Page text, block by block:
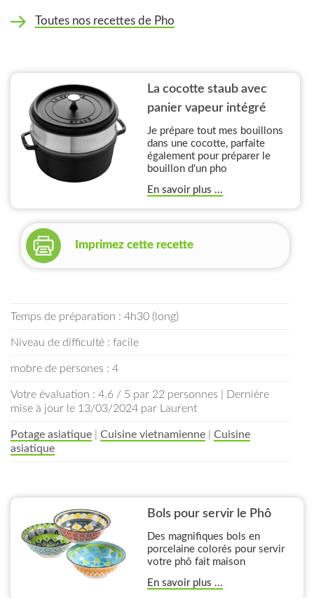
Toutes nos recettes de Pho
La cocotte staub avec
panier vapeur intégré
Je prépare tout mes bouillons
dans une cocotte, parfaite
également pour préparer le
bouillon d'un pho
En savoir plus ...
Imprimez cette recette
Temps de préparation : 4h30 (long)
Niveau de difficulté : facile
mobre de persones : 4
Votre évaluation : 4.6 / 5 par 22 personnes | Dernière
mise à jour le 13/03/2024 par Laurent
Potage asiatique Cuisine vietnamienne
Cuisine
asiatique
Bols pour servir le Phô
Des magnifiques bols en
porcelaine colorés pour servir
votre phô fait maison
En savoir plus ...